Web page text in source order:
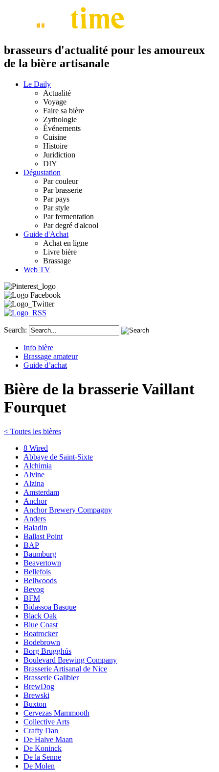
brasseurs d'actualité pour les amoureux
de la bière artisanale
Le Daily
Actualité
Voyage
Faire sa bière
Zythologie
Événements
Cuisine
Histoire
Juridiction
DIY
Dégustation
Par couleur
Par brasserie
Par pays
Par style
Par fermentation
Par degré d'alcool
Guide d'Achat
Achat en ligne
Livre bière
Brassage
Web TV
Search:
Info bière
Brassage amateur
Guide d’achat
Bière de la brasserie Vaillant
Fourquet
< Toutes les bières
8 Wired
Abbaye de Saint-Sixte
Alchimia
Alvine
Alzina
Amsterdam
Anchor
Anchor Brewery Compagny
Anders
Baladin
Ballast Point
BAP
Baumburg
Beavertown
Bellefois
Bellwoods
Bevog
BFM
Bidassoa Basque
Black Oak
Blue Coast
Boatrocker
Bodebrown
Borg Brugghús
Boulevard Brewing Company
Brasserie Artisanal de Nice
Brasserie Galibier
BrewDog
Brewski
Buxton
Cervezas Mammooth
Collective Arts
Crafty Dan
De Halve Maan
De Koninck
De la Senne
De Molen